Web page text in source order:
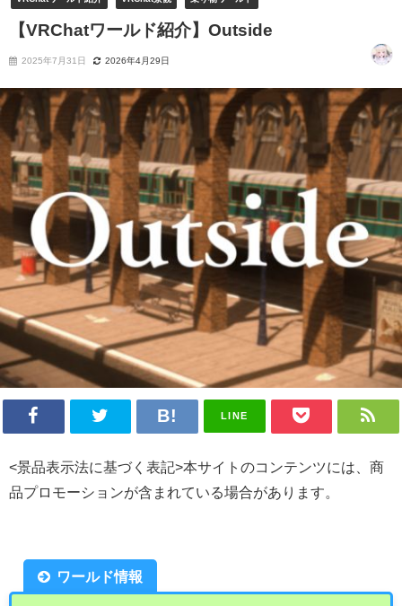
【VRChatワールド紹介】Outside
2025年7月31日 2026年4月29日
LINE
<景品表示法に基づく表記>本サイトのコンテンツには、商
品プロモーションが含まれている場合があります。
ワールド情報